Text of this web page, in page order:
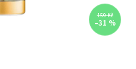
159 Kč
–31 %